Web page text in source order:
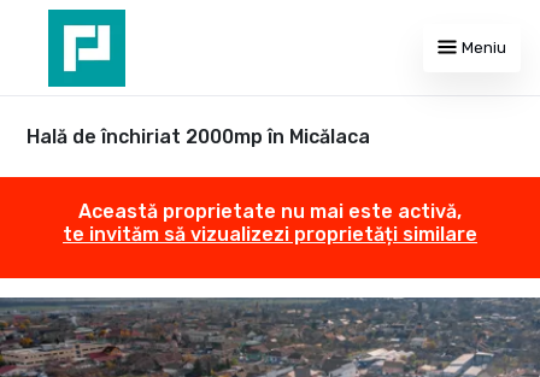
Meniu
Hală de închiriat 2000mp în Micălaca
Această proprietate nu mai este activă,
te invităm să vizualizezi proprietăți similare